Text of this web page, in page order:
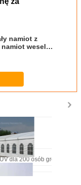
namiot z
weselny
dla 200 osób